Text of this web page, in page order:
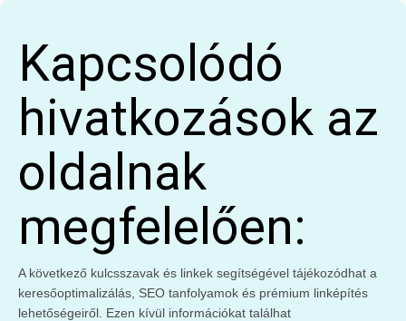
Kapcsolódó
hivatkozások az
oldalnak
megfelelően:
A következő kulcsszavak és linkek segítségével tájékozódhat a
keresőoptimalizálás, SEO tanfolyamok és prémium linképítés
lehetőségeiről. Ezen kívül információkat találhat